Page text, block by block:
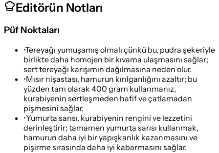
Editörün Notları
Püf Noktaları
•Tereyağı yumuşamış olmalı çünkü bu, pudra şekeriyle
birlikte daha homojen bir kıvama ulaşmasını sağlar;
sert tereyağı karışımın dağılmasına neden olur.
•Mısır nişastası, hamurun kırılganlığını azaltır; bu
yüzden tam olarak 400 gram kullanmanız,
kurabiyenin sertleşmeden hafif ve çatlamadan
pişmesini sağlar.
•Yumurta sarısı, kurabiyenin rengini ve lezzetini
derinleştirir; tamamen yumurta sarısı kullanmak,
hamurun daha iyi bir yapışkanlık kazanmasını ve
pişirme sırasında daha iyi kabarmasını sağlar.